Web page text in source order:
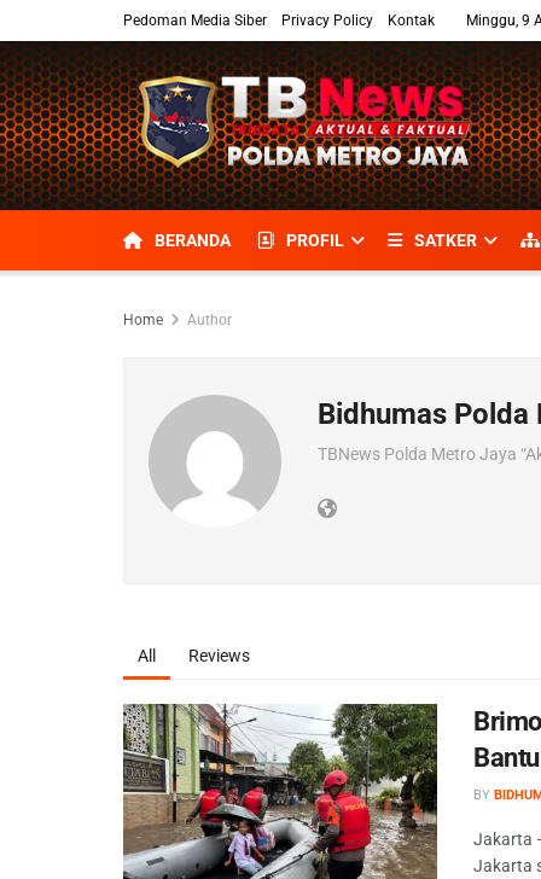
Pedoman Media Siber Privacy Policy Kontak Minggu, 9
BERANDA PROFIL SATKER
Home Author
Bidhumas Polda
TBNews Polda Metro Jaya
All Reviews
BY
Jakarta
Jakarta